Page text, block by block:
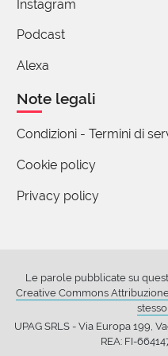
occupa soltanto del
future e passate, nel
1 reazione
Alfonso Cornia
tempo oppure è e sarà
Risponde l'altra: "È
passato tutta la vita ed
Sono due farfalle
Instagram
Podcast
Alexa
Note legali
Condizioni - Termini di
Cookie policy
Privacy policy
Le parole pubblicate su
Creative Commons
UPAG SRLS - Via Europa 199,
REA: FI-